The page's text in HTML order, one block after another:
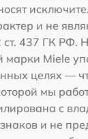
и не
ст. 437 ГК РФ.
марки Miele
целях —
мы
с
и не